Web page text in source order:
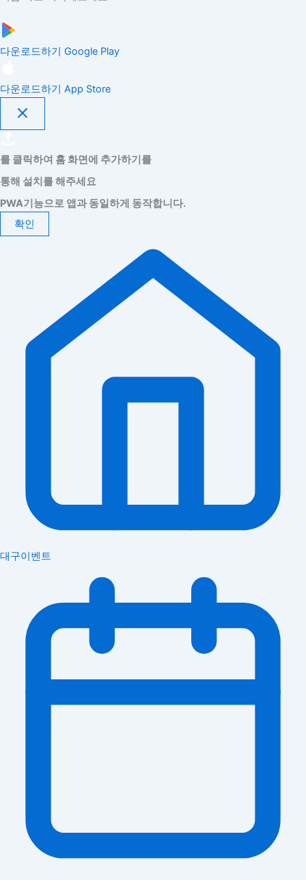
다운로드하기 Google Play
다운로드하기 App Store
를 클릭하여 홈 화면에 추가하기를
통해 설치를 해주세요
PWA기능으로 앱과 동일하게 동작합니다.
확인
대구이벤트